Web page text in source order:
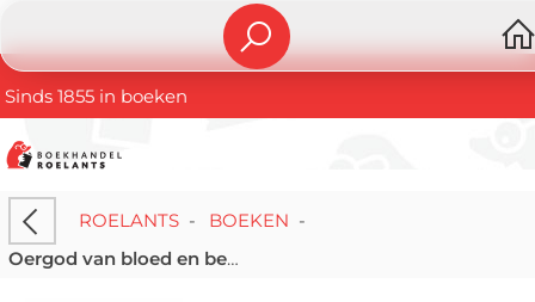
Sinds 1855 in boeken
ROELANTS- BOEKEN -
Oergod van bloed en beenderen